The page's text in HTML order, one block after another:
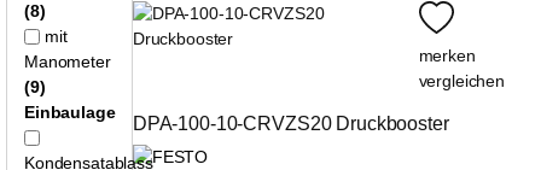
merken
vergleichen
DPA-100-10-CRVZS20 Druckbooster
(8)
mit
Manometer
(9)
Einbaulage
Kondensatablass